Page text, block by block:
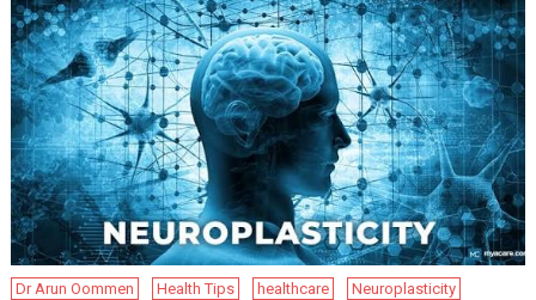
Dr Arun Oommen Health Tips healthcare
Neuroplasticity